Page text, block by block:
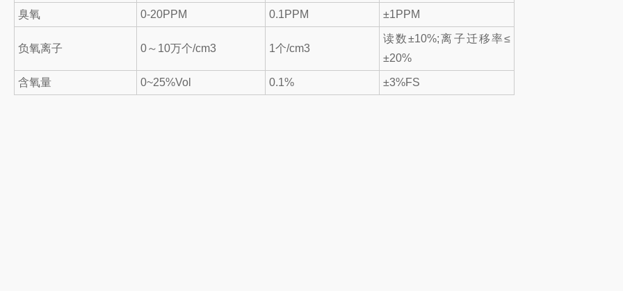
臭氧 0-20PPM 0.1PPM ±1PPM
负氧离子 0～10万个/cm3 1个/cm3
读数±10%;离子迁移率≤
±20%
含氧量 0~25%Vol 0.1% ±3%FS